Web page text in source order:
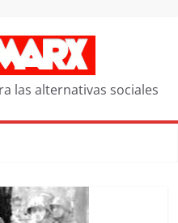
las alternativas sociales